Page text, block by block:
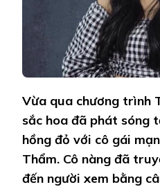
LẠI
SẼ
CÓ
CÁNH
CỬA
KHÁC
RA!
Vừa qua chương trình
sắc hoa đã phát sóng
hồng đỏ với cô gái
Thẩm. Cô nàng đã
đến người xem bằng